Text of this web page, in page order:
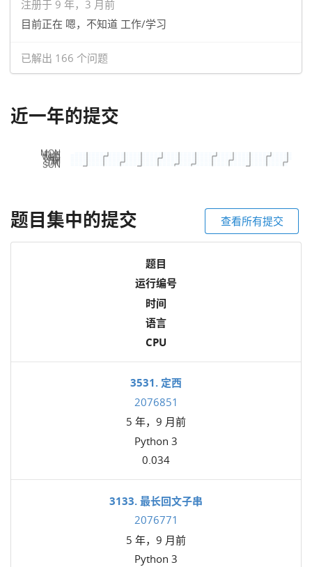
注册于 9 年，3 月前
目前正在 嗯，不知道 工作/学习
已解出 166 个问题
近一年的提交
题目集中的提交 查看所有提交
题目
运行编号
时间
语言
CPU
3531. 定西
2076851
5 年，9 月前
Python 3
0.034
3133. 最长回文子串
2076771
5 年，9 月前
Python 3